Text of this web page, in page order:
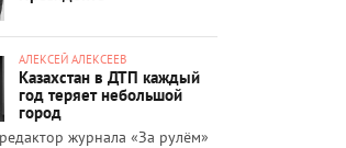
АЛЕКСЕЙ АЛЕКСЕЕВ
Казахстан в ДТП каждый
год теряет небольшой
город
журнала «За рулём»